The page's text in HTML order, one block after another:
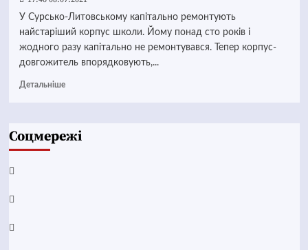
У Сурсько-Литовському капітально ремонтують
найстаріший корпус школи. Йому понад сто років і
жодного разу капітально не ремонтувався. Тепер корпус-
довгожитель впорядковують,...
Детальніше
Соцмережі
Facebook
YouTube
Telegram